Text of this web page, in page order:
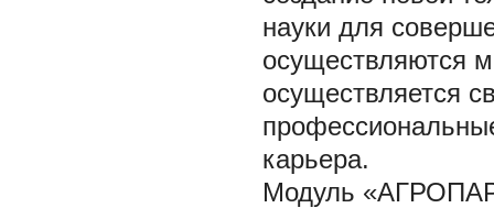
науки для
осуществляются
осуществляется
карьера.
Модуль